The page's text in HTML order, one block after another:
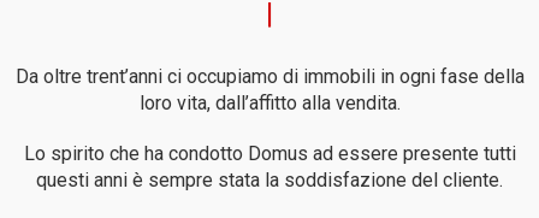
Da oltre trent’anni ci occupiamo di immobili in ogni fase della
loro vita, dall’affitto alla vendita.
Lo spirito che ha condotto Domus ad essere presente tutti
questi anni è sempre stata la soddisfazione del cliente.